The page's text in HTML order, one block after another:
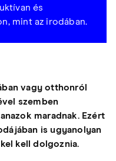
és
mint az irodában.
vagy otthonról
szemben
maradnak. Ezért
is ugyanolyan
kell dolgoznia.